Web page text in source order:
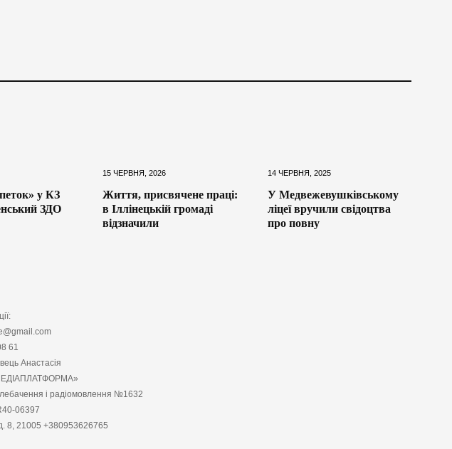
у КЗ
ЗДО
15 ЧЕРВНЯ, 2026
Життя, присвячене праці:
в Іллінецькій громаді
відзначили
14 ЧЕРВНЯ, 2025
У Медвежевушківському
ліцеї вручили свідоцтва
про повну
61
Анастасія
і радіомовлення №1632
06397
8, 21005 +380953626765